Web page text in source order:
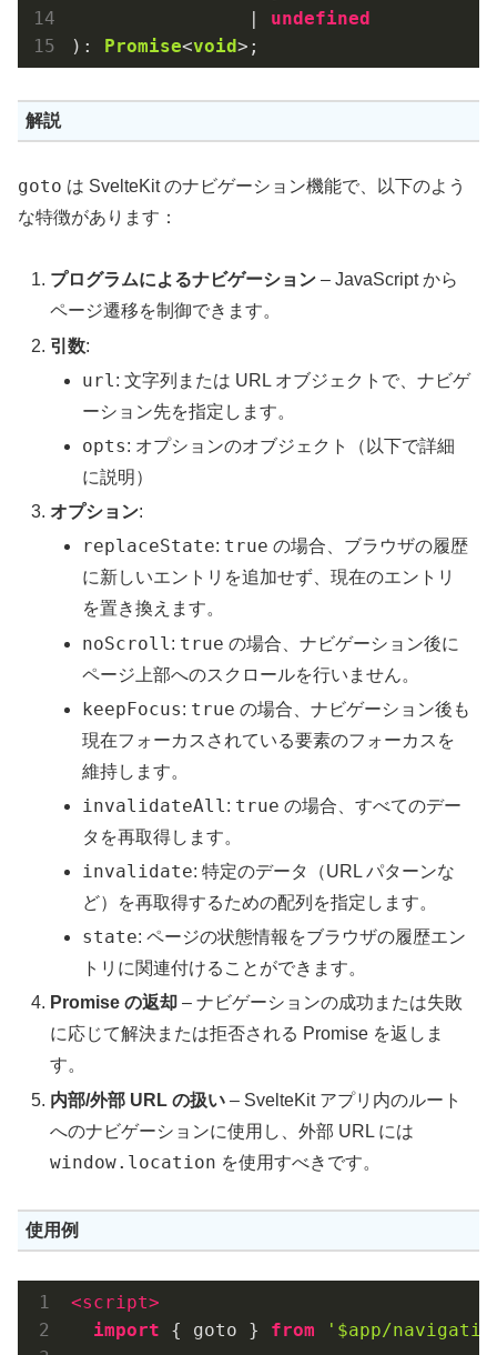
undefined
):
Promise<void>
解説
goto は SvelteKit のナビゲーション機能で、以下のよう
な特徴があります：
プログラムによるナビゲーション – JavaScript から
ページ遷移を制御できます。
引数:
url : 文字列または URL オブジェクトで、ナビゲ
ーション先を指定します。
opts: オプションのオブジェクト（以下で詳細
に説明）
オプション:
replaceState: true の場合、ブラウザの履歴
に新しいエントリを追加せず、現在のエントリ
を置き換えます。
noScroll : true の場合、ナビゲーション後に
ページ上部へのスクロールを行いません。
keepFocus: true の場合、ナビゲーション後も
現在フォーカスされている要素のフォーカスを
維持します。
invalidateAll: true の場合、すべてのデー
タを再取得します。
invalidate: 特定のデータ（URL パターンな
ど）を再取得するための配列を指定します。
state: ページの状態情報をブラウザの履歴エン
トリに関連付けることができます。
Promise の返却 – ナビゲーションの成功または失敗
に応じて解決または拒否される Promise を返しま
す。
内部/外部 URL の扱い – SvelteKit アプリ内のルート
へのナビゲーションに使用し、外部 URL には
window.location を使用すべきです。
使用例
<script>
import { goto } from '$app/